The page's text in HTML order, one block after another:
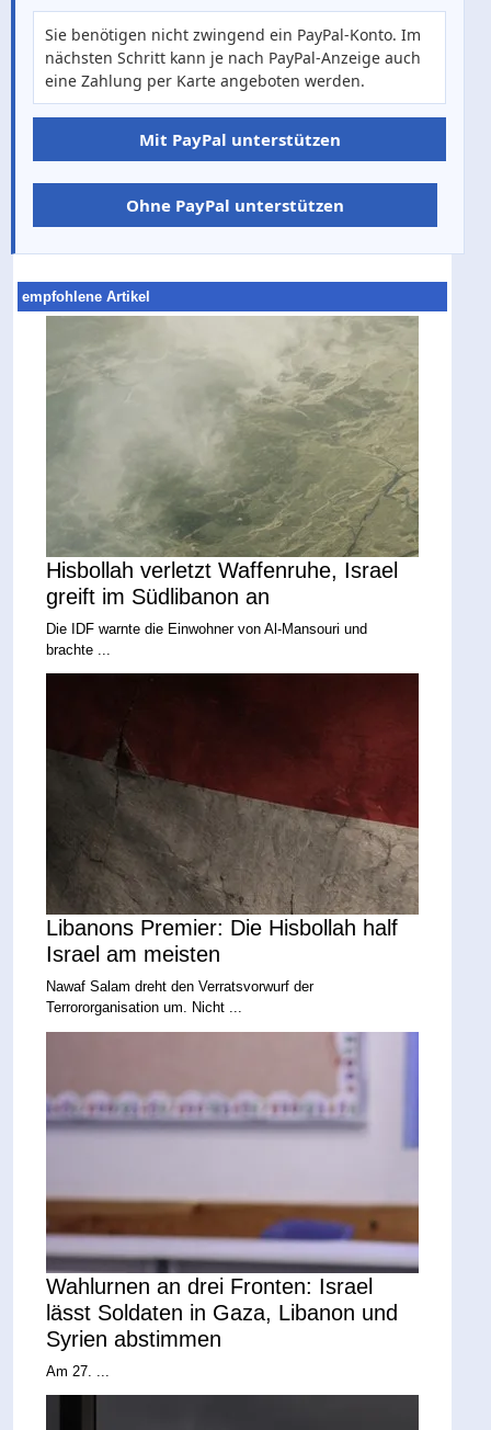
Sie benötigen nicht zwingend ein PayPal-Konto. Im
nächsten Schritt kann je nach PayPal-Anzeige auch
eine Zahlung per Karte angeboten werden.
Mit PayPal unterstützen
Ohne PayPal unterstützen
empfohlene Artikel
Hisbollah verletzt Waffenruhe, Israel
greift im Südlibanon an
Die IDF warnte die Einwohner von Al-Mansouri und
brachte ...
Libanons Premier: Die Hisbollah half
Israel am meisten
Nawaf Salam dreht den Verratsvorwurf der
Terrororganisation um. Nicht ...
Wahlurnen an drei Fronten: Israel
lässt Soldaten in Gaza, Libanon und
Syrien abstimmen
Am 27. ...